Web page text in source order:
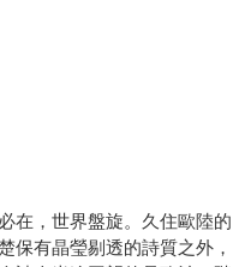
在，世界盤旋。久住歐陸的
有晶瑩剔透的詩質之外，